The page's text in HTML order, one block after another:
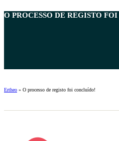
O PROCESSO DE REGISTO FOI
Ertheo » O processo de registo foi concluído!